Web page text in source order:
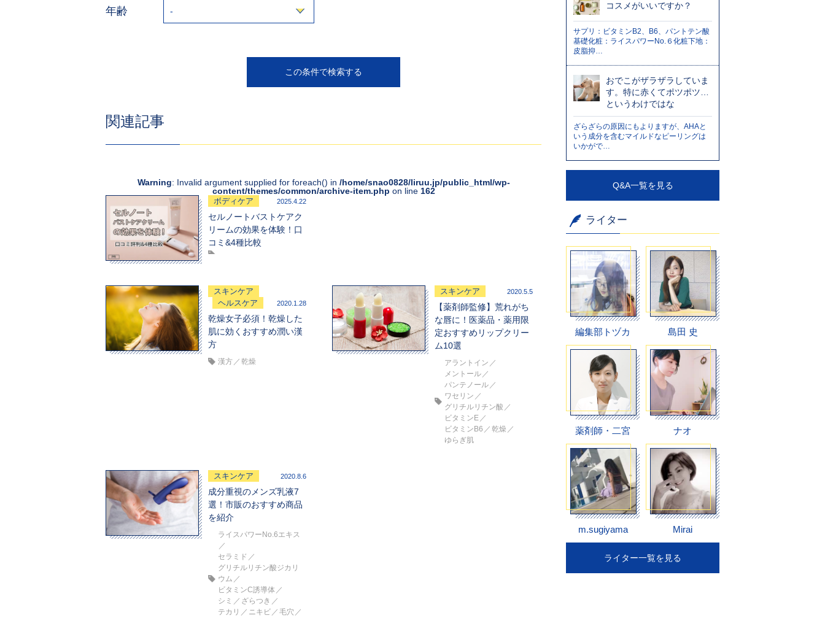
年齢
関連記事
Warning: Invalid argument supplied for foreach() in /home/snao0828/liruu.jp/public_html/wp-
content/themes/common/archive-item.php on line 162
ボディケア 2025.4.22
セルノートバストケアク
リームの効果を体験！口
コミ&4種比較
スキンケア
ヘルスケア
2020.1.28
乾燥女子必須！乾燥した
肌に効くおすすめ潤い漢
方
漢方 乾燥
スキンケア 2020.5.5
【薬剤師監修】荒れがち
な唇に！医薬品・薬用限
定おすすめリップクリー
ム10選
アラントイン
メントール
パンテノール
ワセリン
グリチルリチン酸
ビタミンE
ビタミンB6
乾燥
ゆらぎ肌
スキンケア 2020.8.6
成分重視のメンズ乳液7
選！市販のおすすめ商品
を紹介
ライスパワーNo.6エキス
セラミド
グリチルリチン酸ジカリ
ウム
ビタミンC誘導体
シミ
ざらつき
テカリ
ニキビ
毛穴
コスメがいいですか？
サプリ：ビタミンB2、B6、パントテン酸
基礎化粧：ライスパワーNo.６化粧下地：
皮脂抑…
おでこがザラザラしていま
す。特に赤くてポツポツ…
というわけではな
ざらざらの原因にもよりますが、AHAと
いう成分を含むマイルドなピーリングは
いかがで…
Q&A一覧を見る
ライター
編集部トヅカ 島田 史
薬剤師・二宮 ナオ
m.sugiyama Mirai
ライター一覧を見る